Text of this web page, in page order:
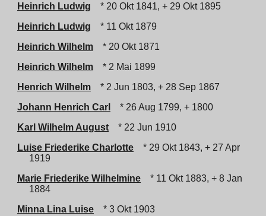
Heinrich Ludwig
* 20 Okt 1841, + 29 Okt 1895
Heinrich Ludwig
* 11 Okt 1879
Heinrich Wilhelm
* 20 Okt 1871
Heinrich Wilhelm
* 2 Mai 1899
Henrich Wilhelm
* 2 Jun 1803, + 28 Sep 1867
Johann Henrich Carl
* 26 Aug 1799, + 1800
Karl Wilhelm August
* 22 Jun 1910
Luise Friederike Charlotte
* 29 Okt 1843, + 27 Apr
1919
Marie Friederike Wilhelmine
* 11 Okt 1883, + 8 Jan
1884
Minna Lina Luise
* 3 Okt 1903